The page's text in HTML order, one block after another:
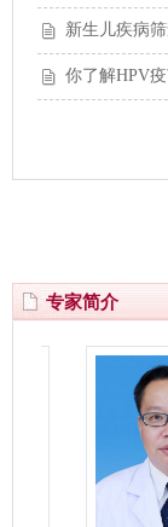
新生儿疾病
你了解HPV
专家简介